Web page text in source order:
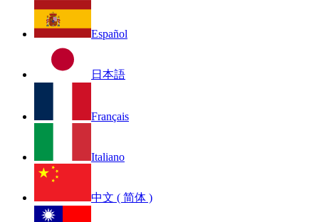
Español
日本語
Français
Italiano
中文 ( 简体 )